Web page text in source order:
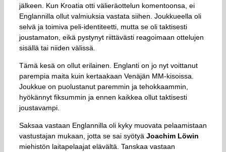
jälkeen. Kun Kroatia otti välieräottelun komentoonsa, ei
Englannilla ollut valmiuksia vastata siihen. Joukkueella oli
selvä ja toimiva peli-identiteetti, mutta se oli taktisesti
joustamaton, eikä pystynyt riittävästi reagoimaan ottelujen
sisällä tai niiden välissä.
Tämä kesä on ollut erilainen. Englanti on jo nyt voittanut
parempia maita kuin kertaakaan Venäjän MM-kisoissa.
Joukkue on puolustanut paremmin ja tehokkaammin,
hyökännyt fiksummin ja ennen kaikkea ollut taktisesti
joustavampi.
Saksaa vastaan Englannilla oli kyky muovata pelaamistaan
vastustajan mukaan, jotta se sai syötyä Joachim Löwin
miehistön laitapelaajat elävältä. Tanskaa vastaan